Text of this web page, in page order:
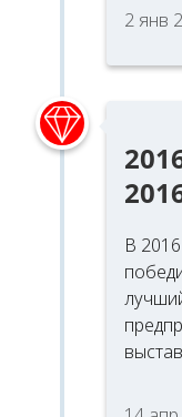
2 янв
В